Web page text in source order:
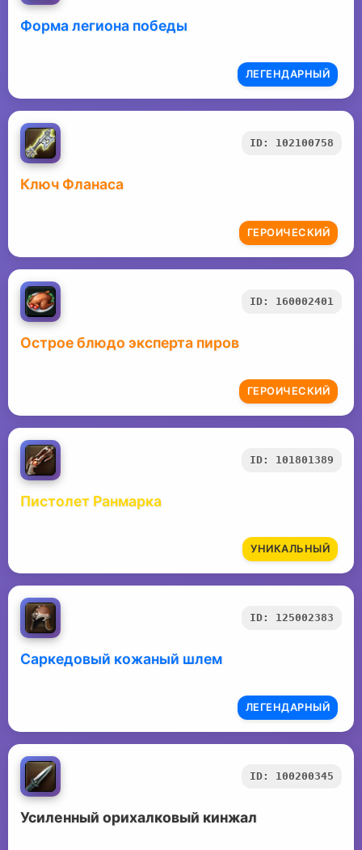
Форма легиона победы
ЛЕГЕНДАРНЫЙ
ID: 102100758
Ключ Фланаса
ГЕРОИЧЕСКИЙ
ID: 160002401
Острое блюдо эксперта пиров
ГЕРОИЧЕСКИЙ
ID: 101801389
Пистолет Ранмарка
УНИКАЛЬНЫЙ
ID: 125002383
Саркедовый кожаный шлем
ЛЕГЕНДАРНЫЙ
ID: 100200345
Усиленный орихалковый кинжал